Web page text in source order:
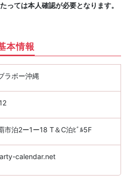
っては本人確認が必要となります。
本情報
ラボー沖縄
市泊2ー1ー18 T＆C泊ﾋﾞﾙ5F
calendar.net